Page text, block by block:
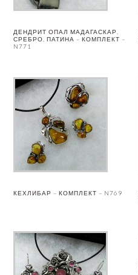
ДЕНДРИТ ОПАЛ МАДАГАСКАР,
СРЕБРО, ПАТИНА – КОМПЛЕКТ –
N771
КЕХЛИБАР – КОМПЛЕКТ – N769